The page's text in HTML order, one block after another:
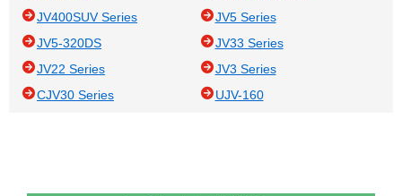
JV400SUV Series
JV5 Series
JV5-320DS
JV33 Series
JV22 Series
JV3 Series
CJV30 Series
UJV-160